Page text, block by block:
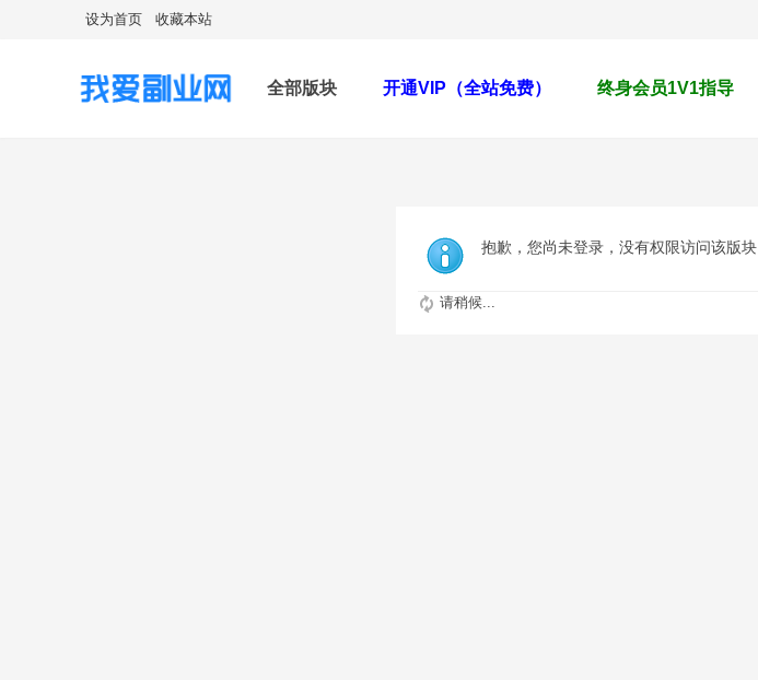
设为首页 收藏本站
全部版块 开通VIP（全站免费） 终身会员1V1指导
抱歉，您尚未登录，没有权限访问该版块
请稍候...